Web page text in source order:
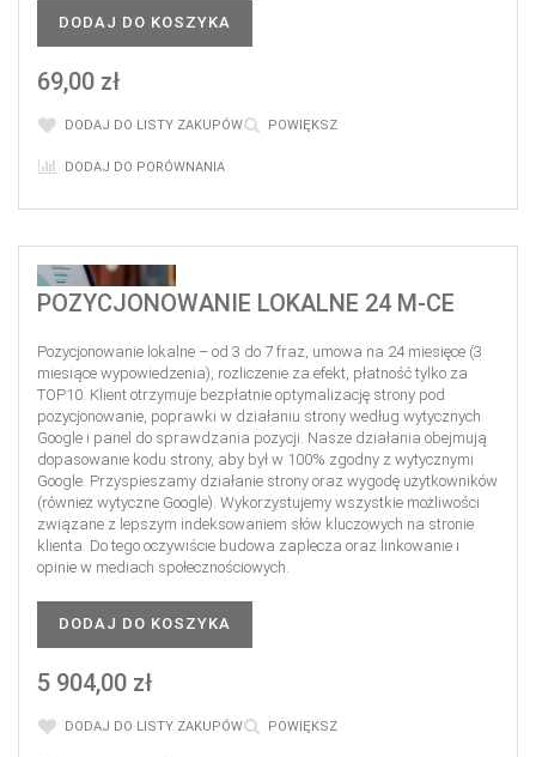
DODAJ DO KOSZYKA
69,00 zł
DODAJ DO LISTY ZAKUPÓW POWIĘKSZ
DODAJ DO PORÓWNANIA
POZYCJONOWANIE LOKALNE 24 M-CE
Pozycjonowanie lokalne – od 3 do 7 fraz, umowa na 24 miesięce (3
miesiące wypowiedzenia), rozliczenie za efekt, płatność tylko za
TOP10. Klient otrzymuje bezpłatnie optymalizację strony pod
pozycjonowanie, poprawki w działaniu strony według wytycznych
Google i panel do sprawdzania pozycji. Nasze działania obejmują
dopasowanie kodu strony, aby był w 100% zgodny z wytycznymi
Google. Przyspieszamy działanie strony oraz wygodę użytkowników
(również wytyczne Google). Wykorzystujemy wszystkie możliwości
związane z lepszym indeksowaniem słów kluczowych na stronie
klienta. Do tego oczywiście budowa zaplecza oraz linkowanie i
opinie w mediach społecznościowych.
DODAJ DO KOSZYKA
5 904,00 zł
DODAJ DO LISTY ZAKUPÓW POWIĘKSZ